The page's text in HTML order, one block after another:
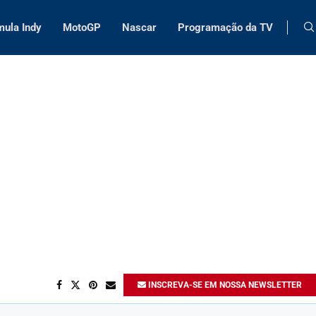
Indy MotoGP Nascar Programação da TV
INSCREVA-SE EM NOSSA NEWSLETTER